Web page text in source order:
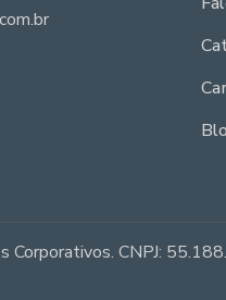
Corporativos. CNPJ: